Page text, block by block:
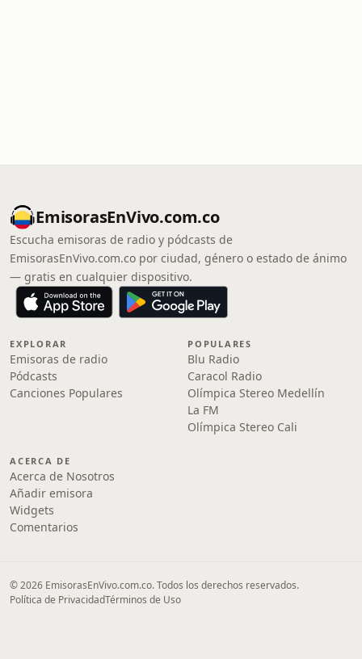
EmisorasEnVivo.com.co
Escucha emisoras de radio y pódcasts de
EmisorasEnVivo.com.co por ciudad, género o estado de ánimo
— gratis en cualquier dispositivo.
EXPLORAR
Emisoras de radio
Pódcasts
Canciones Populares
POPULARES
Blu Radio
Caracol Radio
Olímpica Stereo Medellín
La FM
Olímpica Stereo Cali
ACERCA DE
Acerca de Nosotros
Añadir emisora
Widgets
Comentarios
© 2026 EmisorasEnVivo.com.co. Todos los derechos reservados.
Política de PrivacidadTérminos de Uso